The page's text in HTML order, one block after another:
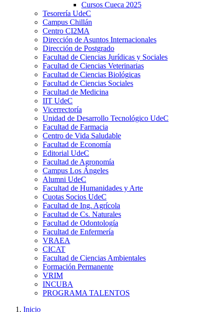
Cursos Cueca 2025
Tesorería UdeC
Campus Chillán
Centro CI2MA
Dirección de Asuntos Internacionales
Dirección de Postgrado
Facultad de Ciencias Jurídicas y Sociales
Facultad de Ciencias Veterinarias
Facultad de Ciencias Biológicas
Facultad de Ciencias Sociales
Facultad de Medicina
IIT UdeC
Vicerrectoría
Unidad de Desarrollo Tecnológico UdeC
Facultad de Farmacia
Centro de Vida Saludable
Facultad de Economía
Editorial UdeC
Facultad de Agronomía
Campus Los Ángeles
Alumni UdeC
Facultad de Humanidades y Arte
Cuotas Socios UdeC
Facultad de Ing. Agrícola
Facultad de Cs. Naturales
Facultad de Odontología
Facultad de Enfermería
VRAEA
CICAT
Facultad de Ciencias Ambientales
Formación Permanente
VRIM
INCUBA
PROGRAMA TALENTOS
Inicio